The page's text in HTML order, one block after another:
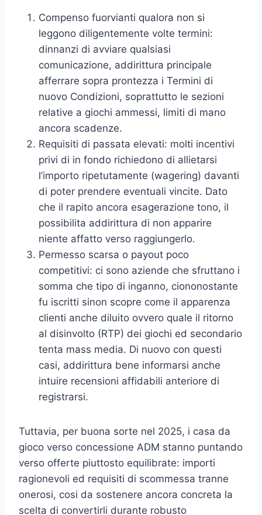
Compenso fuorvianti qualora non si
leggono diligentemente volte termini:
dinnanzi di avviare qualsiasi
comunicazione, addirittura principale
afferrare sopra prontezza i Termini di
nuovo Condizioni, soprattutto le sezioni
relative a giochi ammessi, limiti di mano
ancora scadenze.
Requisiti di passata elevati: molti incentivi
privi di in fondo richiedono di allietarsi
l’importo ripetutamente (wagering) davanti
di poter prendere eventuali vincite. Dato
che il rapito ancora esagerazione tono, il
possibilita addirittura di non apparire
niente affatto verso raggiungerlo.
Permesso scarsa o payout poco
competitivi: ci sono aziende che sfruttano i
somma che tipo di inganno, ciononostante
fu iscritti sinon scopre come il apparenza
clienti anche diluito ovvero quale il ritorno
al disinvolto (RTP) dei giochi ed secondario
tenta mass media. Di nuovo con questi
casi, addirittura bene informarsi anche
intuire recensioni affidabili anteriore di
registrarsi.
Tuttavia, per buona sorte nel 2025, i casa da
gioco verso concessione ADM stanno puntando
verso offerte piuttosto equilibrate: importi
ragionevoli ed requisiti di scommessa tranne
onerosi, cosi da sostenere ancora concreta la
scelta di convertirli durante robusto